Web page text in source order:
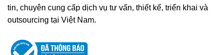
tin, chuyên cung cấp dịch vụ tư vấn, thiết kế, triển khai và
outsourcing tại Việt Nam.